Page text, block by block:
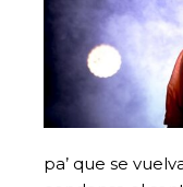
pa’ que se